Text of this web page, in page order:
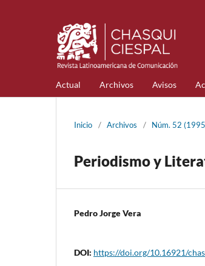
Actual Archivos Avisos
Inicio / Archivos / Núm. 52
Periodismo y
Pedro Jorge Vera
DOI: https://doi.org/10.16921/